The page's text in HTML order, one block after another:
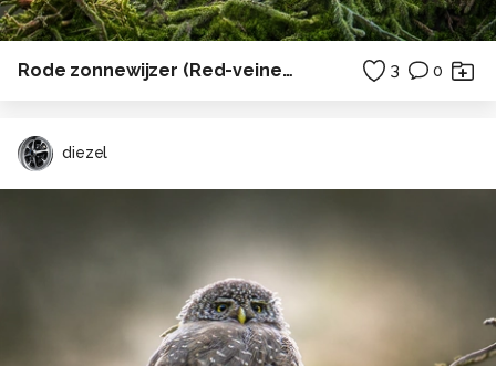
Rode zonnewijzer (Red-veined Dropwing) 3 0
diezel